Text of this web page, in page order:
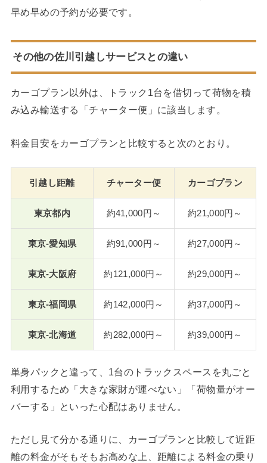
早め早めの予約が必要です。
その他の佐川引越しサービスとの違い
カーゴプラン以外は、トラック1台を借切って荷物を積
み込み輸送する「チャーター便」に該当します。
料金目安をカーゴプランと比較すると次のとおり。
引越し距離 チャーター便 カーゴプラン
東京都内 約41,000円～ 約21,000円～
東京-愛知県 約91,000円～ 約27,000円～
東京-大阪府 約121,000円～ 約29,000円～
東京-福岡県 約142,000円～ 約37,000円～
東京-北海道 約282,000円～ 約39,000円～
単身パックと違って、1台のトラックスペースを丸ごと
利用するため「大きな家財が運べない」「荷物量がオー
バーする」といった心配はありません。
ただし見て分かる通りに、カーゴプランと比較して近距
離の料金がそもそもお高めな上、距離による料金の乗り